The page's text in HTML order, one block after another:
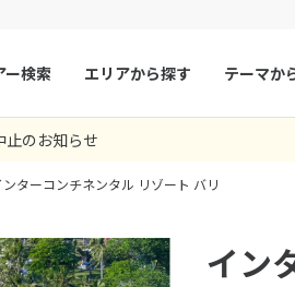
ー検索 エリアから探す
ア
フランス
ー
チェコ
テーマか
始
夏旅
止のお知らせ
ンターコンチネンタル リゾート バリ
イン